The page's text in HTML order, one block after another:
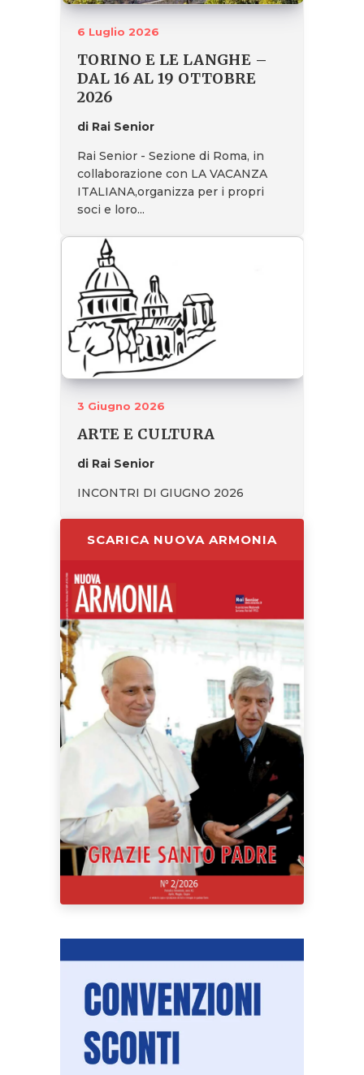
6 Luglio 2026
TORINO E LE LANGHE –
DAL 16 AL 19 OTTOBRE
2026
di Rai Senior
Rai Senior - Sezione di Roma, in
collaborazione con LA VACANZA
ITALIANA,organizza per i propri
soci e loro...
3 Giugno 2026
ARTE E CULTURA
di Rai Senior
INCONTRI DI GIUGNO 2026
SCARICA NUOVA ARMONIA